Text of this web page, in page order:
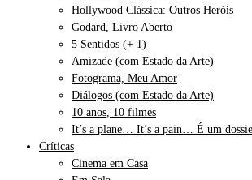
Hollywood Clássica: Outros Heróis
Godard, Livro Aberto
5 Sentidos (+ 1)
Amizade (com Estado da Arte)
Fotograma, Meu Amor
Diálogos (com Estado da Arte)
10 anos, 10 filmes
It’s a plane… It’s a pain… É um
Críticas
Cinema em Casa